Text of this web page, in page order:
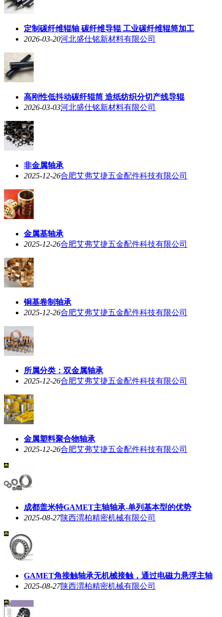
定制碳纤维辊轴 碳纤维导辊 工业碳纤维辊筒加工
2026-03-20河北盛仕铭新材料有限公司
高刚性低抖动碳纤辊筒 造纸纺织分切产线导辊
2026-03-03河北盛仕铭新材料有限公司
非金属轴承
2025-12-26合肥艾弗艾捷五金配件科技有限公司
金属基轴承
2025-12-26合肥艾弗艾捷五金配件科技有限公司
铜基卷制轴承
2025-12-26合肥艾弗艾捷五金配件科技有限公司
所属分类：双金属轴承
2025-12-26合肥艾弗艾捷五金配件科技有限公司
金属塑料聚合物轴承
2025-12-26合肥艾弗艾捷五金配件科技有限公司
成都盖米特GAMET主轴轴承-单列基本型的优势
2025-08-27陕西渭柏精密机械有限公司
GAMET角接触轴承无机械接触，通过电磁力悬浮主轴
2025-08-27陕西渭柏精密机械有限公司